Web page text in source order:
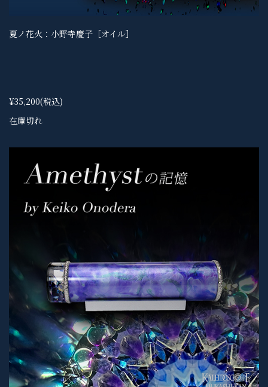
夏ノ花火：小野寺慶子［オイル］
¥35,200(税込)
在庫切れ